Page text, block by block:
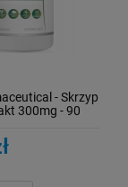
- Skrzyp
300mg - 90